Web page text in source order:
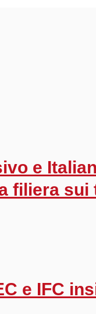
e
filiera
e IFC